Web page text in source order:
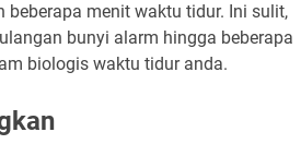
menit waktu tidur. Ini sulit,
bunyi alarm hingga beberapa
biologis waktu tidur anda.